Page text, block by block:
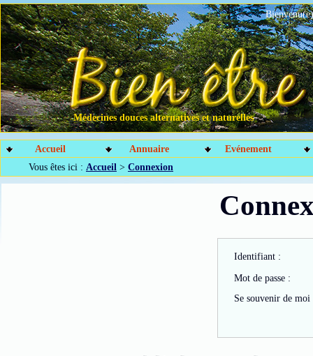
Médecines douces alternatives et naturelles
Accueil Annuaire
Evénement
Vous êtes ici : Accueil > Connexion
Identifiant :
Mot de passe :
Se souvenir de moi